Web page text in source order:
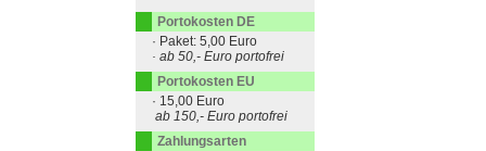
Portokosten DE
· Paket: 5,00 Euro
· ab 50,- Euro portofrei
Portokosten EU
· 15,00 Euro
ab 150,- Euro portofrei
Zahlungsarten